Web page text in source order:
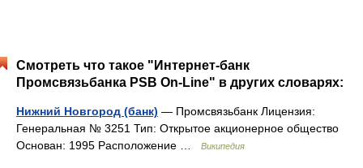
Смотреть что такое "Интернет-банк
Промсвязьбанка PSB On-Line" в других словарях:
Нижний Новгород (банк) — Промсвязьбанк Лицензия:
Генеральная № 3251 Тип: Открытое акционерное общество
Основан: 1995 Расположение …
Википедия